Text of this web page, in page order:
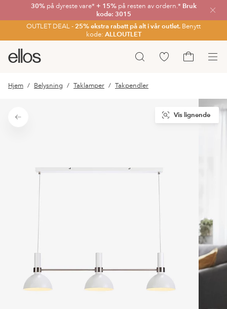
30% på dyreste vare*+ 15%på resten av ordern.* Bruk
kode: 3015
OUTLET DEAL - 25% ekstra rabatt på alt i vår outlet. Benytt
kode: ALLOUTLET
Lukk
Søk
Ellos
logo
gå
forsiden
Gå
Hjem Belysning Taklamper Takpendler
Tilbake
Vis lignende